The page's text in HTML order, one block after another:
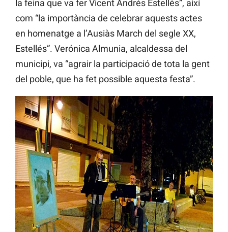
la feina que va fer Vicent Andrés Estellés”, així
com “la importància de celebrar aquests actes
en homenatge a l’Ausiàs March del segle XX,
Estellés”. Verónica Almunia, alcaldessa del
municipi, va “agrair la participació de tota la gent
del poble, que ha fet possible aquesta festa”.